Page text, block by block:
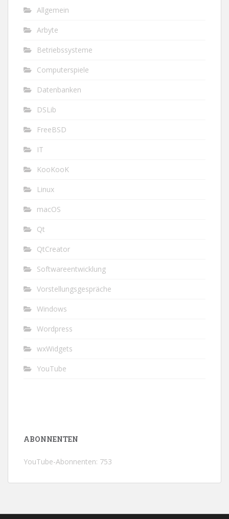
Allgemein
Arbyte
Betriebssysteme
Computerspiele
Datenbanken
DSLib
FreeBSD
IT
KooKooK
Linux
macOS
Qt
QtCreator
Softwareentwicklung
Vorstellungsgespräche
Windows
Wordpress
wxWidgets
YouTube
ABONNENTEN
YouTube-Abonnenten: 753